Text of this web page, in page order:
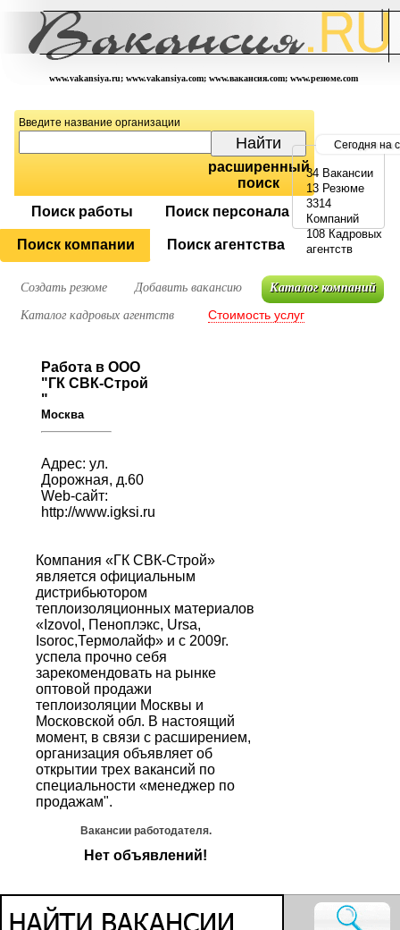
www.vakansiya.ru; www.vakansiya.com; www.вакансия.com; www.резюме.com
Введите название организации
расширенный
поиск
Поиск работы
Поиск персонала
Поиск компании Поиск агентства
Сегодня на
34 Вакансии
13 Резюме
3314
Компаний
108 Кадровых
агентств
Создать резюме Добавить вакансию Каталог компаний
Каталог кадровых агентств Стоимость услуг
Работа в ООО
"ГК СВК-Строй
"
Москва
Адрес: ул.
Дорожная, д.60
Web-сайт:
http://www.igksi.ru
Компания «ГК СВК-Строй»
является официальным
дистрибьютором
теплоизоляционных материалов
«Izovol, Пеноплэкс, Ursa,
Isoroc,Термолайф» и с 2009г.
успела прочно себя
зарекомендовать на рынке
оптовой продажи
теплоизоляции Москвы и
Московской обл. В настоящий
момент, в связи с расширением,
организация объявляет об
открытии трех вакансий по
специальности «менеджер по
продажам".
Вакансии работодателя.
Нет объявлений!